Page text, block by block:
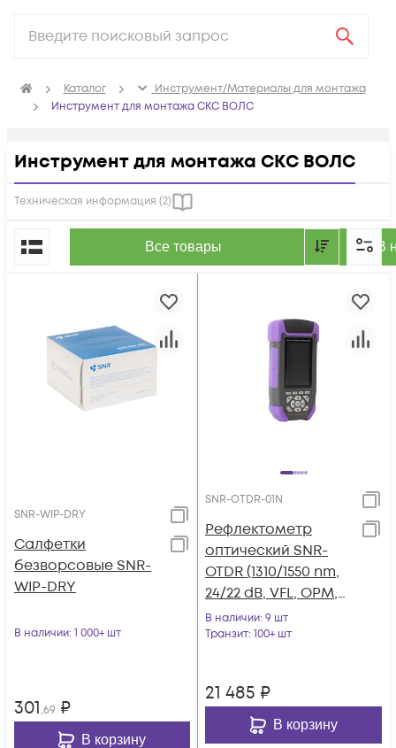
Каталог
Инструмент/Материалы для монтажа
Инструмент для монтажа СКС ВОЛС
Инструмент для монтажа СКС ВОЛС
Техническая информация (2)
Все товары В
По популярности
SNR-WIP-DRY
Салфетки
безворсовые SNR-
WIP-DRY
В наличии: 1 000+ шт
301,69 ₽
В корзину
SNR-OTDR-01N
Рефлектометр
оптический SNR-
OTDR (1310/1550 nm,
24/22 dB, VFL, OPM,
OLS)
В наличии: 9 шт
Транзит: 100+ шт
21 485 ₽
В корзину